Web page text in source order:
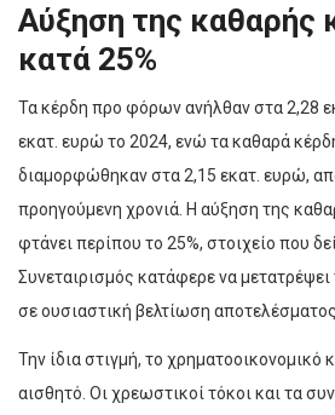
Αύξηση της καθαρής
κατά 25%
Τα κέρδη προ φόρων ανήλθαν στα 2,28
εκατ. ευρώ το 2024, ενώ τα καθαρά
διαμορφώθηκαν στα 2,15 εκατ. ευρώ,
προηγούμενη χρονιά. Η αύξηση της
φτάνει περίπου το 25%, στοιχείο που
Συνεταιρισμός κατάφερε να
σε ουσιαστική βελτίωση αποτελέσματος.
Την ίδια στιγμή, το χρηματοοικονομικό
αισθητό. Οι χρεωστικοί τόκοι και τα